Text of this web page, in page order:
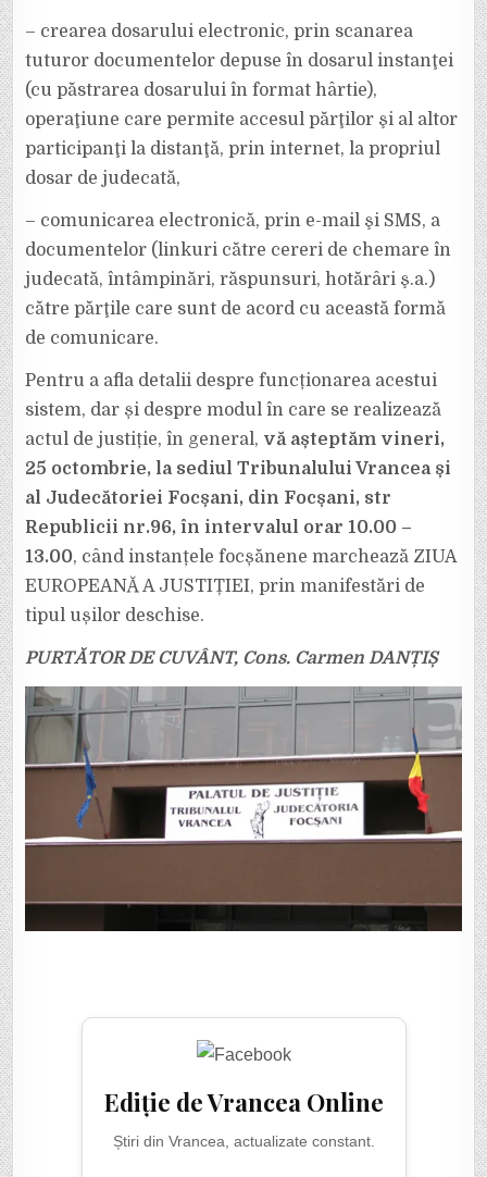
– crearea dosarului electronic, prin scanarea
tuturor documentelor depuse în dosarul instanţei
(cu păstrarea dosarului în format hârtie),
operaţiune care permite accesul părţilor şi al altor
participanţi la distanţă, prin internet, la propriul
dosar de judecată,
– comunicarea electronică, prin e-mail şi SMS, a
documentelor (linkuri către cereri de chemare în
judecată, întâmpinări, răspunsuri, hotărâri ş.a.)
către părţile care sunt de acord cu această formă
de comunicare.
Pentru a afla detalii despre funcționarea acestui
sistem, dar și despre modul în care se realizează
actul de justiție, în general, vă așteptăm vineri,
25 octombrie, la sediul Tribunalului Vrancea și
al Judecătoriei Focșani, din Focșani, str
Republicii nr.96, în intervalul orar 10.00 –
13.00, când instanțele focșănene marchează ZIUA
EUROPEANĂ A JUSTIȚIEI, prin manifestări de
tipul ușilor deschise.
PURTĂTOR DE CUVÂNT, Cons. Carmen DANȚIȘ
Ediție de Vrancea Online
Știri din Vrancea, actualizate constant.